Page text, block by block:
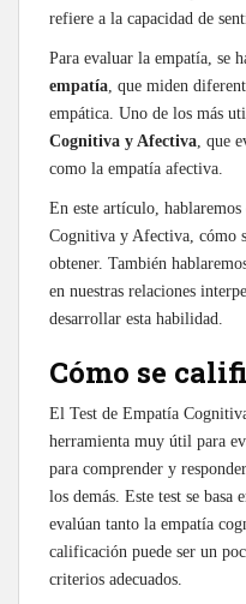
refiere a la capacidad de
Para evaluar la empatía, se
empatía, que miden
empática. Uno de los más
Cognitiva y Afectiva, que
como la empatía afectiva.
En este artículo,
Cognitiva y Afectiva, cómo
obtener. También
en nuestras relaciones
desarrollar esta habilidad.
Cómo se
El Test de Empatía
herramienta muy útil para
para comprender y
los demás. Este test se basa
evalúan tanto la empatía
calificación puede ser un
criterios adecuados.